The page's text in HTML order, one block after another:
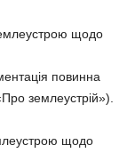
щодо
повинна
землеустрій»).
щодо